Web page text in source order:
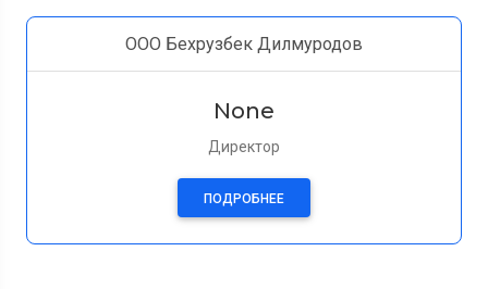
ООО Бехрузбек Дилмуродов
None
Директор
ПОДРОБНЕЕ